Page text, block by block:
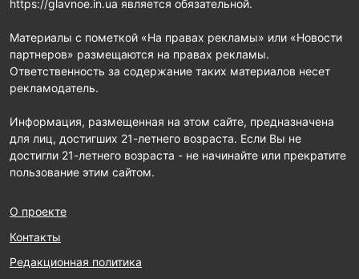
https://glavnoe.in.ua является обязательной.
Материалы с пометкой «На правах рекламы» или «Новости
партнеров» размещаются на правах рекламы.
Ответственность за содержание таких материалов несет
рекламодатель.
Информация, размещенная на этом сайте, предназначена
для лиц, достигших 21-летнего возраста. Если Вы не
достигли 21-летнего возраста - не начинайте или прекратите
пользование этим сайтом.
О проекте
Контакты
Редакционная политика